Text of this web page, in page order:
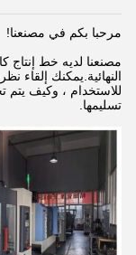
مرحبا بكم في مصنعنا!
مصنعنا لديه خط إنتاج
النهائية.يمكنك إلقاء
للاستخدام ، وكيف يتم
تسليمها.